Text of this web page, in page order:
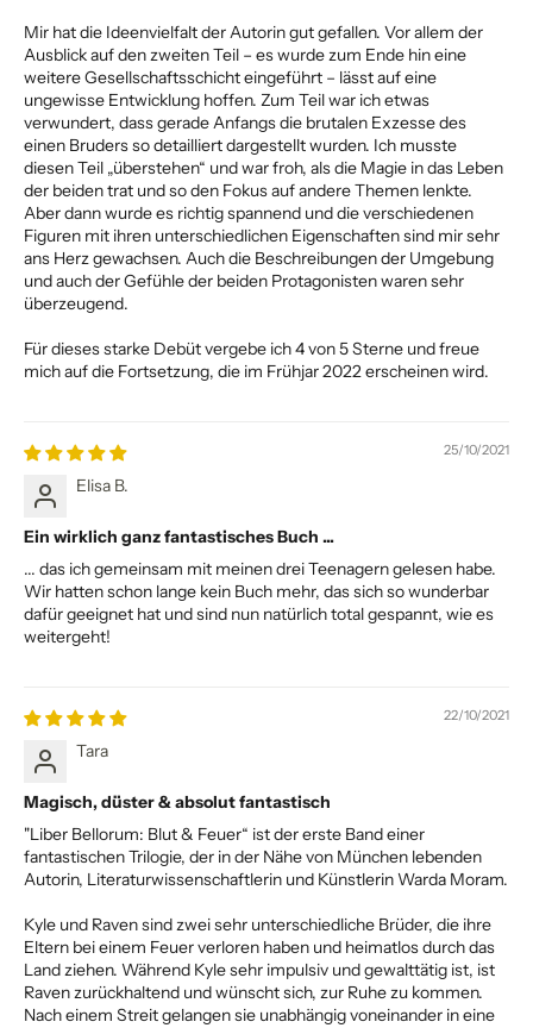
Mir hat die Ideenvielfalt der Autorin gut gefallen. Vor allem der
Ausblick auf den zweiten Teil – es wurde zum Ende hin eine
weitere Gesellschaftsschicht eingeführt – lässt auf eine
ungewisse Entwicklung hoffen. Zum Teil war ich etwas
verwundert, dass gerade Anfangs die brutalen Exzesse des
einen Bruders so detailliert dargestellt wurden. Ich musste
diesen Teil „überstehen“ und war froh, als die Magie in das Leben
der beiden trat und so den Fokus auf andere Themen lenkte.
Aber dann wurde es richtig spannend und die verschiedenen
Figuren mit ihren unterschiedlichen Eigenschaften sind mir sehr
ans Herz gewachsen. Auch die Beschreibungen der Umgebung
und auch der Gefühle der beiden Protagonisten waren sehr
überzeugend.
Für dieses starke Debüt vergebe ich 4 von 5 Sterne und freue
mich auf die Fortsetzung, die im Frühjar 2022 erscheinen wird.
25/10/2021
Elisa B.
Ein wirklich ganz fantastisches Buch ...
... das ich gemeinsam mit meinen drei Teenagern gelesen habe.
Wir hatten schon lange kein Buch mehr, das sich so wunderbar
dafür geeignet hat und sind nun natürlich total gespannt, wie es
weitergeht!
22/10/2021
Tara
Magisch, düster & absolut fantastisch
"Liber Bellorum: Blut & Feuer“ ist der erste Band einer
fantastischen Trilogie, der in der Nähe von München lebenden
Autorin, Literaturwissenschaftlerin und Künstlerin Warda Moram.
Kyle und Raven sind zwei sehr unterschiedliche Brüder, die ihre
Eltern bei einem Feuer verloren haben und heimatlos durch das
Land ziehen. Während Kyle sehr impulsiv und gewalttätig ist, ist
Raven zurückhaltend und wünscht sich, zur Ruhe zu kommen.
Nach einem Streit gelangen sie unabhängig voneinander in eine